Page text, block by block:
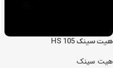
هیت سینک HS 105
هیت سینک